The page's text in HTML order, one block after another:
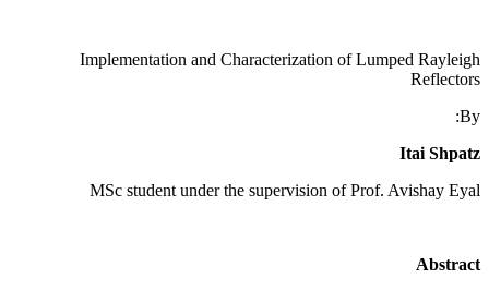
Implementation and Characterization of Lumped Rayleigh
Reflectors
By:
Itai Shpatz
MSc student under the supervision of Prof. Avishay Eyal
Abstract